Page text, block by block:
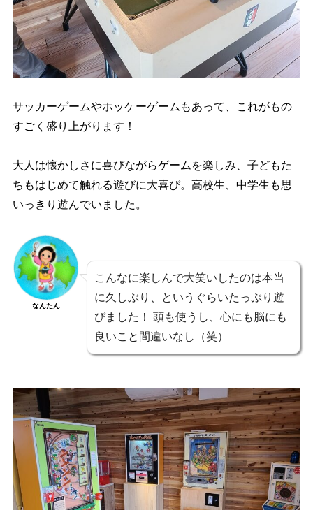
サッカーゲームやホッケーゲームもあって、これがもの
すごく盛り上がります！
大人は懐かしさに喜びながらゲームを楽しみ、子どもた
ちもはじめて触れる遊びに大喜び。高校生、中学生も思
いっきり遊んでいました。
なんたん
こんなに楽しんで大笑いしたのは本当
に久しぶり、というぐらいたっぷり遊
びました！ 頭も使うし、心にも脳にも
良いこと間違いなし（笑）